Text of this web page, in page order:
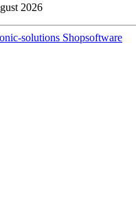
2026
solutions Shopsoftware